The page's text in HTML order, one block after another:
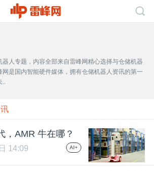
人专题，内容全部来自雷峰网精心选择与仓储机器
网是国内智能硬件媒体，拥有仓储机器人资讯的第一
..
，AMR 牛在哪？
14:09 AI+